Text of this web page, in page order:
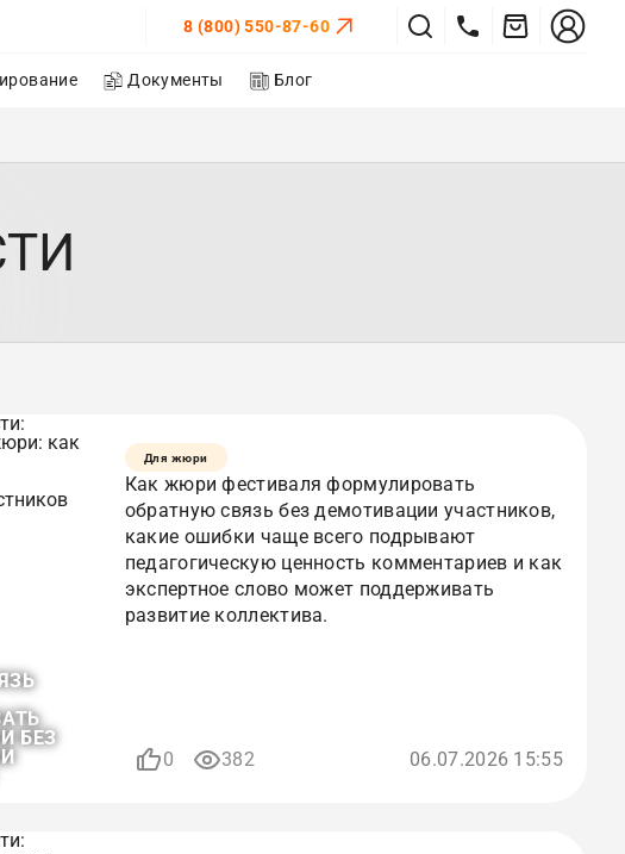
8 (800) 550-87-60
Документы Блог
БЕЗ
Для жюри
Как жюри фестиваля формулировать
обратную связь без демотивации участников,
какие ошибки чаще всего подрывают
педагогическую ценность комментариев и как
экспертное слово может поддерживать
развитие коллектива.
0 382 06.07.2026 15:55